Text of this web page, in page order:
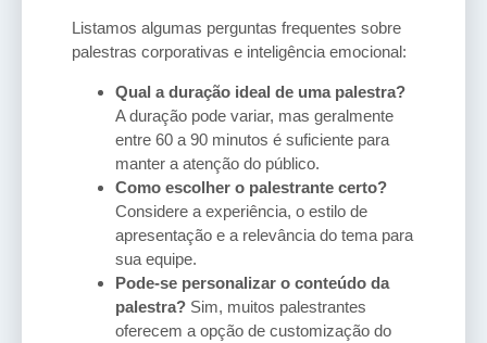
Listamos algumas perguntas frequentes sobre
palestras corporativas e inteligência emocional:
Qual a duração ideal de uma palestra?
A duração pode variar, mas geralmente
entre 60 a 90 minutos é suficiente para
manter a atenção do público.
Como escolher o palestrante certo?
Considere a experiência, o estilo de
apresentação e a relevância do tema para
sua equipe.
Pode-se personalizar o conteúdo da
palestra? Sim, muitos palestrantes
oferecem a opção de customização do